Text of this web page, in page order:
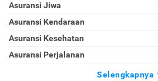
Asuransi Jiwa
Asuransi Kendaraan
Asuransi Kesehatan
Asuransi Perjalanan
Selengkapnya